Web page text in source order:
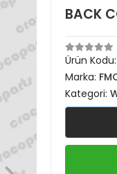
BACK
Ürün Kodu:
Marka:
Kategori: